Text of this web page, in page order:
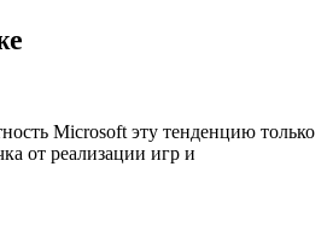
Microsoft эту тенденцию только
от реализации игр и